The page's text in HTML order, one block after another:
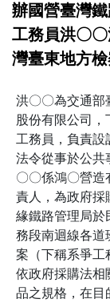
辦國營臺灣
工務員洪〇
灣臺東地方檢
洪〇〇為交通部
股份有限公司
工務員，負責設
法令從事於公共
〇〇係鴻〇營造
責人，為政府採
緣鐵路管理局
務段南迴線各道
案（下稱系爭工
依政府採購法相
品之規格，在目